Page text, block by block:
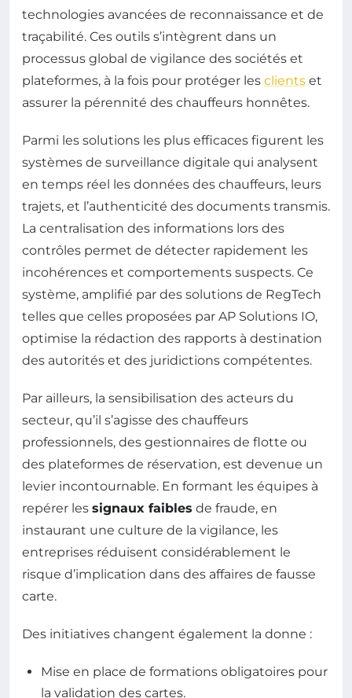
technologies avancées de reconnaissance et de
traçabilité. Ces outils s’intègrent dans un
processus global de vigilance des sociétés et
plateformes, à la fois pour protéger les clients et
assurer la pérennité des chauffeurs honnêtes.
Parmi les solutions les plus efficaces figurent les
systèmes de surveillance digitale qui analysent
en temps réel les données des chauffeurs, leurs
trajets, et l’authenticité des documents transmis.
La centralisation des informations lors des
contrôles permet de détecter rapidement les
incohérences et comportements suspects. Ce
système, amplifié par des solutions de RegTech
telles que celles proposées par AP Solutions IO,
optimise la rédaction des rapports à destination
des autorités et des juridictions compétentes.
Par ailleurs, la sensibilisation des acteurs du
secteur, qu’il s’agisse des chauffeurs
professionnels, des gestionnaires de flotte ou
des plateformes de réservation, est devenue un
levier incontournable. En formant les équipes à
repérer les signaux faibles de fraude, en
instaurant une culture de la vigilance, les
entreprises réduisent considérablement le
risque d’implication dans des affaires de fausse
carte.
Des initiatives changent également la donne :
Mise en place de formations obligatoires pour
la validation des cartes.